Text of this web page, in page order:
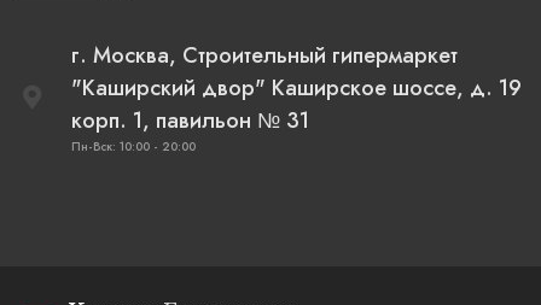
г. Москва, Строительный гипермаркет
"Каширский двор" Каширское шоссе, д. 19
корп. 1, павильон № 31
Пн-Вск: 10:00 - 20:00